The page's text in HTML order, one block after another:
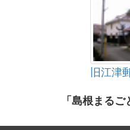
旧江津
「島根まる